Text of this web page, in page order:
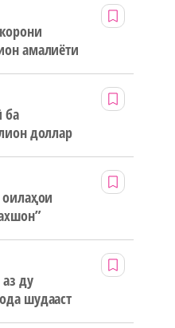
амалиёти
ба
доллар
ду
шудааст